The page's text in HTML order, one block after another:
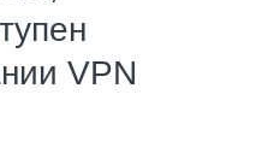
VPN